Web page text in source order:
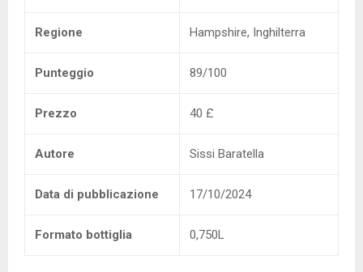
Regione Hampshire, Inghilterra
Punteggio 89/100
Prezzo 40 £
Autore Sissi Baratella
Data di pubblicazione 17/10/2024
Formato bottiglia 0,750L